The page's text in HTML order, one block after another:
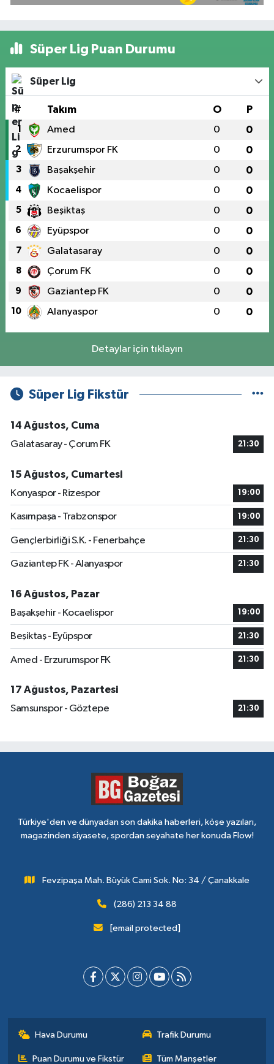
Süper Lig Puan Durumu
Süper Lig
# Takım O P
1 Amed 0 0
2 Erzurumspor FK 0 0
3 Başakşehir 0 0
4 Kocaelispor 0 0
5 Beşiktaş 0 0
6 Eyüpspor 0 0
7 Galatasaray 0 0
8 Çorum FK 0 0
9 Gaziantep FK 0 0
10 Alanyaspor 0 0
Detaylar için tıklayın
Süper Lig Fikstür
14 Ağustos, Cuma
Galatasaray - Çorum FK
21:30
15 Ağustos, Cumartesi
Konyaspor - Rizespor
19:00
Kasımpaşa - Trabzonspor 19:00
Gençlerbirliği S.K. - Fenerbahçe 21:30
Gaziantep FK - Alanyaspor 21:30
16 Ağustos, Pazar
Başakşehir - Kocaelispor
19:00
Beşiktaş - Eyüpspor 21:30
Amed - Erzurumspor FK 21:30
17 Ağustos, Pazartesi
Samsunspor - Göztepe
21:30
Türkiye'den ve dünyadan son dakika haberleri, köşe yazıları,
magazinden siyasete, spordan seyahate her konuda Flow!
Fevzipaşa Mah. Büyük Cami Sok. No: 34 / Çanakkale
(286) 213 34 88
[email protected]
Hava Durumu Trafik Durumu
Puan Durumu ve Fikstür Tüm Manşetler